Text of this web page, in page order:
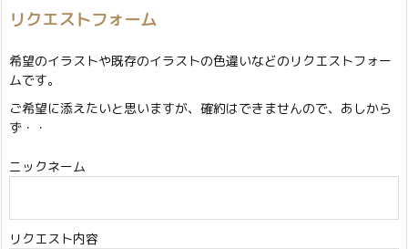
リクエストフォーム
希望のイラストや既存のイラストの色違いなどのリクエストフォー
ムです。
ご希望に添えたいと思いますが、確約はできませんので、あしから
ず・・
ニックネーム
リクエスト内容